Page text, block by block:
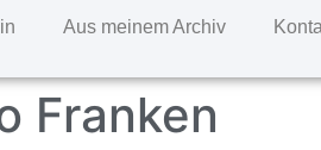
Aus meinem Archiv
Franken